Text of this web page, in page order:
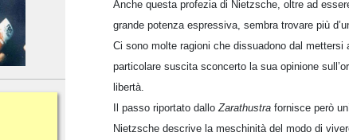
Anche questa profezia di Nietzsche, oltre ad
grande potenza espressiva, sembra trovare più
Ci sono molte ragioni che dissuadono dal
particolare suscita sconcerto la sua opinione
libertà.
Il passo riportato dalloZarathustra fornisce però
Nietzsche descrive la meschinità del modo di